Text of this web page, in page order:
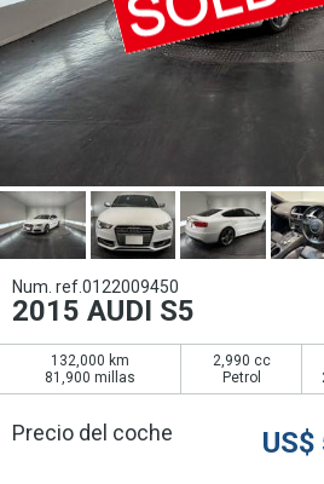
Num. ref.0122009450
2015 AUDI S5
132,000 km
81,900 millas
2,990 cc
Petrol
Precio del coche US$